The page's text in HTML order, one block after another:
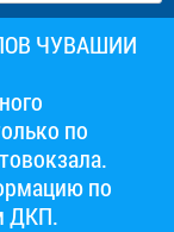
ЧУВАШИИ
по
по
ДКП.